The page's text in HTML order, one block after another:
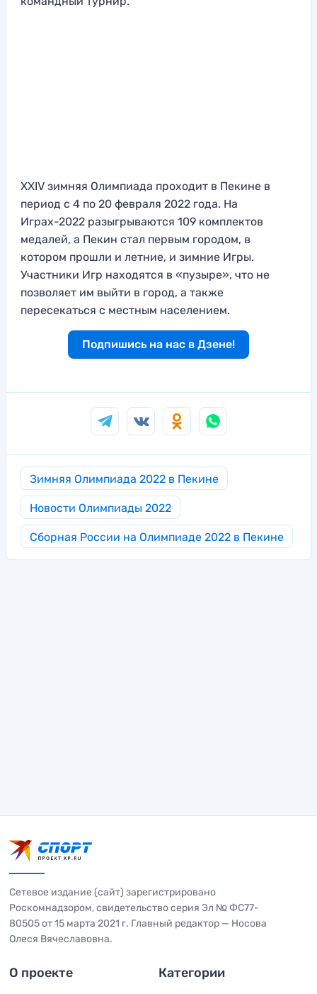
XXIV зимняя Олимпиада проходит в Пекине в
период с 4 по 20 февраля 2022 года. На
Играх-2022 разыгрываются 109 комплектов
медалей, а Пекин стал первым городом, в
котором прошли и летние, и зимние Игры.
Участники Игр находятся в «пузыре», что не
позволяет им выйти в город, а также
пересекаться с местным населением.
Подпишись на нас в Дзене!
Зимняя Олимпиада 2022 в Пекине
Новости Олимпиады 2022
Сборная России на Олимпиаде 2022 в Пекине
Сетевое издание (сайт) зарегистрировано
Роскомнадзором, свидетельство серия Эл № ФС77-
80505 от 15 марта 2021 г. Главный редактор — Носова
Олеся Вячеславовна.
О проекте Категории